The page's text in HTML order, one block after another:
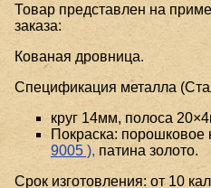
Товар представлен на
заказа:
Кованая дровница.
Спецификация металла
круг 14мм, полоса
Покраска:
9005 ), патина золото.
Срок изготовления: от 10